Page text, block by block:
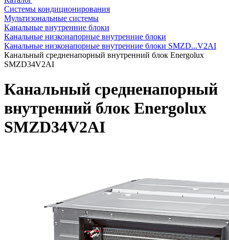
Системы кондиционирования
Мультизональные системы
Канальные внутренние блоки
Канальные низконапорные внутренние блоки
Канальные низконапорные внутренние блоки SMZD...V2AI
Канальный средненапорный внутренний блок Energolux
SMZD34V2AI
Канальный средненапорный
внутренний блок Energolux
SMZD34V2AI